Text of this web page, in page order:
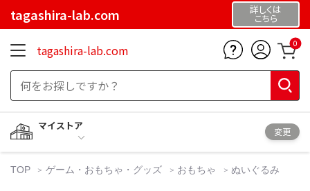
tagashira-lab.com 詳しくは
こちら
tagashira-lab.com 0
マイストア
変更
TOP ゲーム・おもちゃ・グッズ おもちゃ ぬいぐるみ